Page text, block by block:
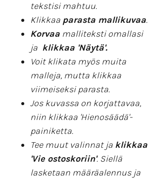
tekstisi mahtuu.
Klikkaa parasta mallikuvaa.
Korvaa malliteksti omallasi
ja klikkaa 'Näytä'.
Voit klikata myös muita
malleja, mutta klikkaa
viimeiseksi parasta.
Jos kuvassa on korjattavaa,
niin klikkaa 'Hienosäädä'-
painiketta.
Tee muut valinnat ja klikkaa
'Vie ostoskoriin'. Siellä
lasketaan määräalennus ja